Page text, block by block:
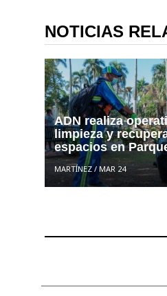
NOTICIAS
ADN realiza
limpieza y
espacios en
MARTÍNEZ/ MAR 24